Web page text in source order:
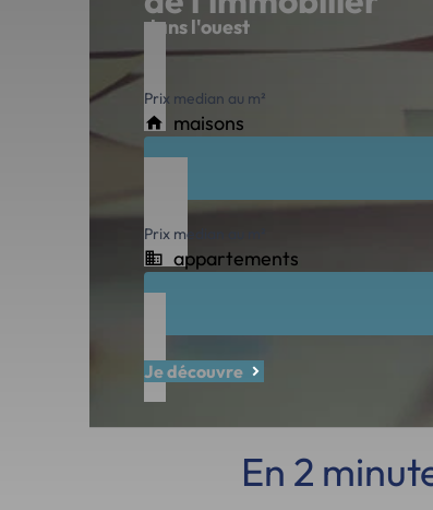
dans l'ouest
Prix median au m²
maisons
Prix median au m²
appartements
Je découvre
En 2